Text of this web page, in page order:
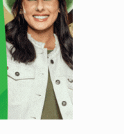
Assembleia Geral delibera greve da educação
Rondoniaovivo abre oficina de Comunicação com
portal e promove reflexão sobre trajetória da
segue até o fim do ano para